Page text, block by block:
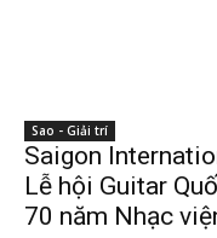
Sao - Giải trí
Saigon
Lễ hội Guitar
70 năm Nhạc